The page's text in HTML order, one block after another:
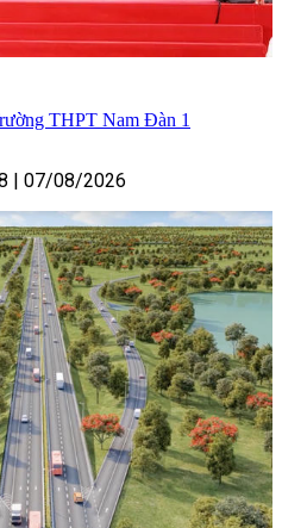
THPT Nam Đàn 1
07/08/2026